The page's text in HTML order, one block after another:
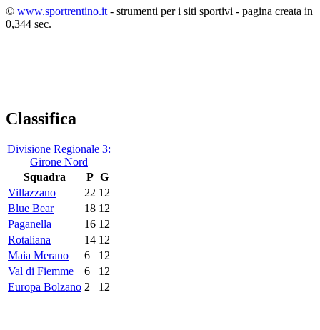
© www.sportrentino.it - strumenti per i siti sportivi - pagina creata in
0,344 sec.
Classifica
Divisione Regionale 3:
Girone Nord
Squadra
P G
Villazzano
22 12
Blue Bear
18 12
Paganella
16 12
Rotaliana
14 12
Maia Merano
6
12
Val di Fiemme
6
12
Europa Bolzano 2 12